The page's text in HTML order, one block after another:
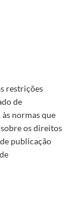
restrições
de
normas que
os direitos
publicação